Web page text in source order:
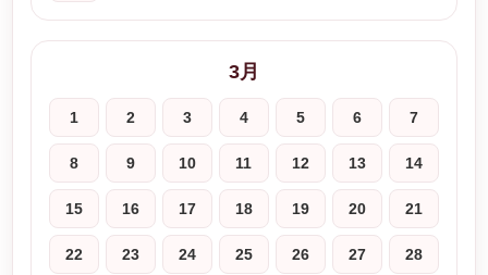
3月
1 2 3 4 5 6 7
8 9 10 11 12 13 14
15 16 17 18 19 20 21
22 23 24 25 26 27 28